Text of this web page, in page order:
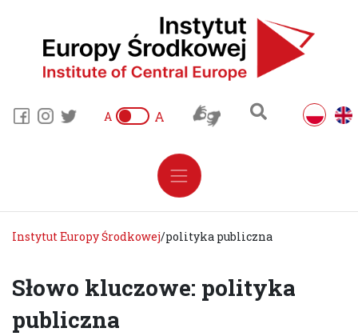
A A
Instytut Europy Środkowej/polityka publiczna
Słowo kluczowe: polityka
publiczna